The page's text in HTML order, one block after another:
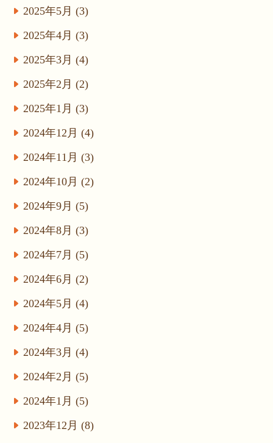
2025年5月 (3)
2025年4月 (3)
2025年3月 (4)
2025年2月 (2)
2025年1月 (3)
2024年12月 (4)
2024年11月 (3)
2024年10月 (2)
2024年9月 (5)
2024年8月 (3)
2024年7月 (5)
2024年6月 (2)
2024年5月 (4)
2024年4月 (5)
2024年3月 (4)
2024年2月 (5)
2024年1月 (5)
2023年12月 (8)